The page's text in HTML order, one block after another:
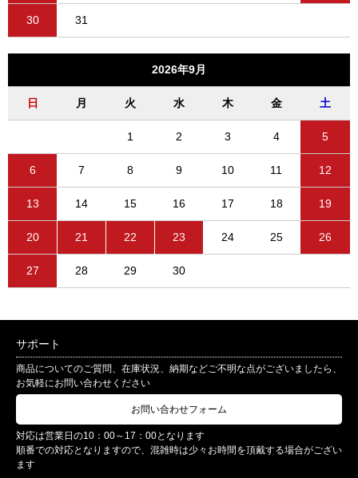
30 31
2026年9月
日 月 火 水 木 金 土
1 2 3 4 5
6 7 8 9 10 11 12
13 14 15 16 17 18 19
20 21 22 23 24 25 26
27 28 29 30
サポート
商品についてのご質問、在庫状況、納期などご不明な点がございましたら、
お気軽にお問い合わせください
お問い合わせフォーム
対応は営業日の10：00～17：00となります
順番での対応となりますので、混雑時は少々お時間を頂戴する場合がござい
ます